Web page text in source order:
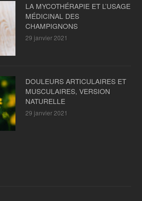
LA MYCOTHÉRAPIE ET L’USAGE
MÉDICINAL DES
CHAMPIGNONS
29 janvier 2021
DOULEURS ARTICULAIRES ET
MUSCULAIRES, VERSION
NATURELLE
29 janvier 2021